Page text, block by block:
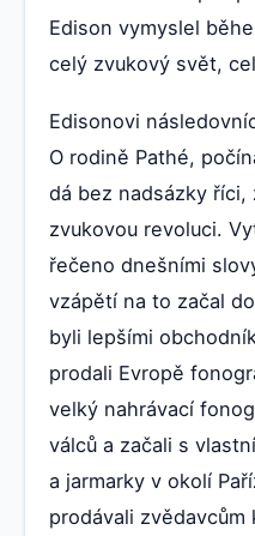
Edison vymyslel
celý zvukový svět,
Edisonovi
O rodině Pathé,
dá bez nadsázky říci,
zvukovou revoluci.
řečeno dnešními
vzápětí na to začal
byli lepšími
prodali Evropě
velký nahrávací
válců a začali s
a jarmarky v okolí
prodávali